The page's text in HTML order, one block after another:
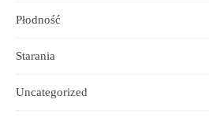
Płodność
Starania
Uncategorized